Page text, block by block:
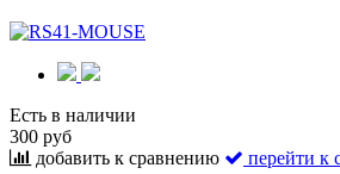
Есть в наличии
300 руб
добавить к сравнению
перейти к